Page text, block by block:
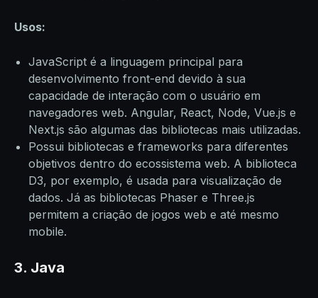
Usos:
JavaScript é a linguagem principal para
desenvolvimento front-end devido à sua
capacidade de interação com o usuário em
navegadores web. Angular, React, Node, Vue.js e
Next.js são algumas das bibliotecas mais utilizadas.
Possui bibliotecas e frameworks para diferentes
objetivos dentro do ecossistema web. A biblioteca
D3, por exemplo, é usada para visualização de
dados. Já as bibliotecas Phaser e Three.js
permitem a criação de jogos web e até mesmo
mobile.
3. Java